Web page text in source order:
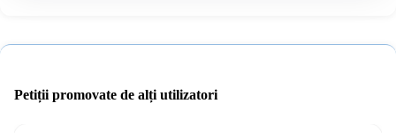
Petiții promovate de alți utilizatori